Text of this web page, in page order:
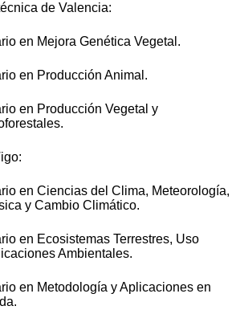
de Valencia:
en Mejora Genética Vegetal.
en Producción Animal.
en Producción Vegetal y
en Ciencias del Clima, Meteorología,
y Cambio Climático.
en Ecosistemas Terrestres, Uso
Ambientales.
en Metodología y Aplicaciones en